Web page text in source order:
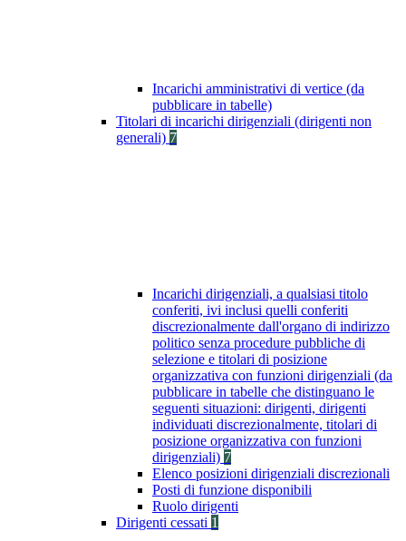
Incarichi amministrativi di vertice (da
pubblicare in tabelle)
Titolari di incarichi dirigenziali (dirigenti non
generali) 7
Incarichi dirigenziali, a qualsiasi titolo
conferiti, ivi inclusi quelli conferiti
discrezionalmente dall'organo di indirizzo
politico senza procedure pubbliche di
selezione e titolari di posizione
organizzativa con funzioni dirigenziali (da
pubblicare in tabelle che distinguano le
seguenti situazioni: dirigenti, dirigenti
individuati discrezionalmente, titolari di
posizione organizzativa con funzioni
dirigenziali) 7
Elenco posizioni dirigenziali discrezionali
Posti di funzione disponibili
Ruolo dirigenti
Dirigenti cessati 1